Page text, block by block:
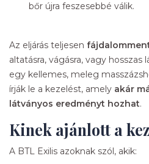
bőr újra feszesebbé válik.
Az eljárás teljesen
altatásra, vágásra, vagy hosszas
egy kellemes, meleg
írják le a kezelést, amely akár
látványos eredményt hozhat.
Kinek ajánlott a
A BTL Exilis azoknak szól, akik: